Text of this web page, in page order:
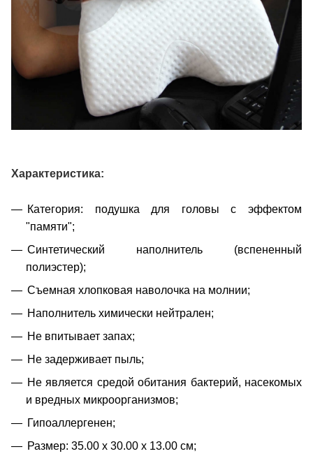
Характеристика:
Категория: подушка для головы с эффектом
"памяти";
Синтетический наполнитель (вспененный
полиэстер);
Съемная хлопковая наволочка на молнии;
Наполнитель химически нейтрален;
Не впитывает запах;
Не задерживает пыль;
Не является средой обитания бактерий, насекомых
и вредных микроорганизмов;
Гипоаллергенен;
Размер: 35.00 х 30.00 х 13.00 см;